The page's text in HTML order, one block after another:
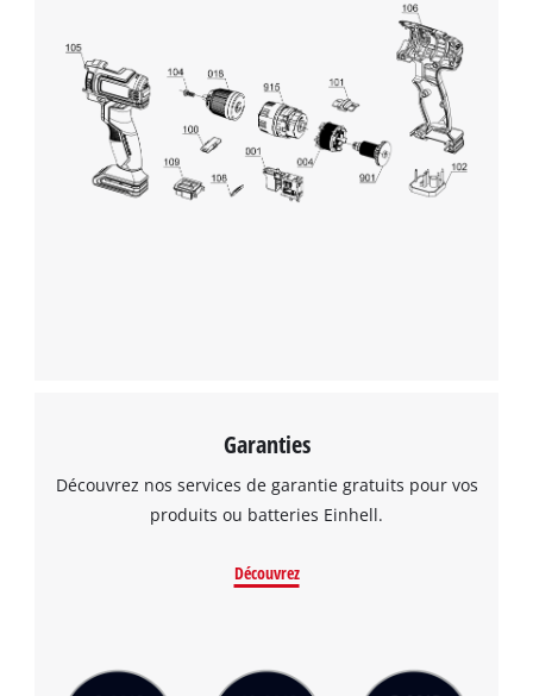
Garanties
Découvrez nos services de garantie gratuits pour vos
produits ou batteries Einhell.
Découvrez